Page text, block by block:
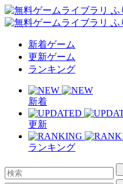
新着ゲーム
更新ゲーム
ランキング
新着
更新
ランキング